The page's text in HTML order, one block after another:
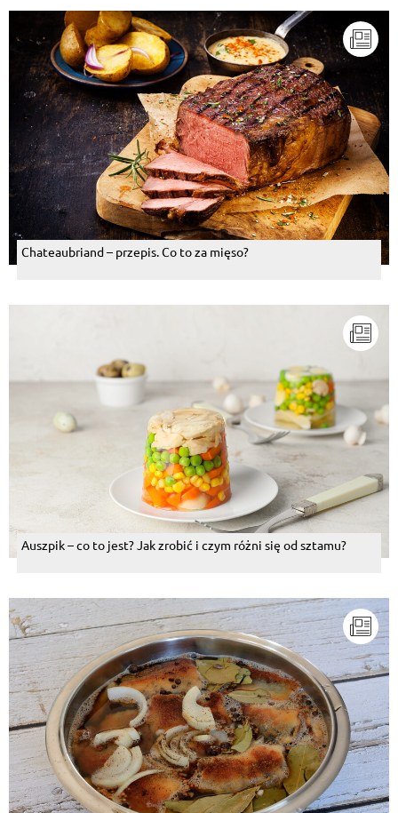
Chateaubriand – przepis. Co to za mięso?
Auszpik – co to jest? Jak zrobić i czym różni się od sztamu?